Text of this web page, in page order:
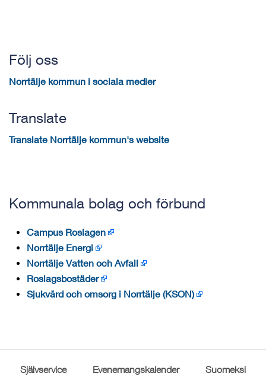
Följ oss
Norrtälje kommun i sociala medier
Translate
Translate Norrtälje kommun's website
Kommunala bolag och förbund
Campus Roslagen
Norrtälje Energi
Norrtälje Vatten och Avfall
Roslagsbostäder
Sjukvård och omsorg i Norrtälje (KSON)
Självservice Evenemangskalender Suomeksi